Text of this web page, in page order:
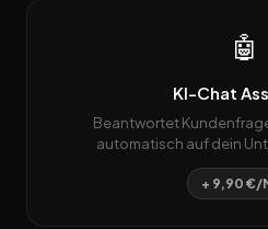
🤖
KI-Chat
Beantwortet
automatisch auf dein
+ 9,90 €/